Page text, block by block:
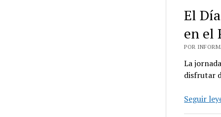
El
en el
POR
La
disfrutar
Seguir